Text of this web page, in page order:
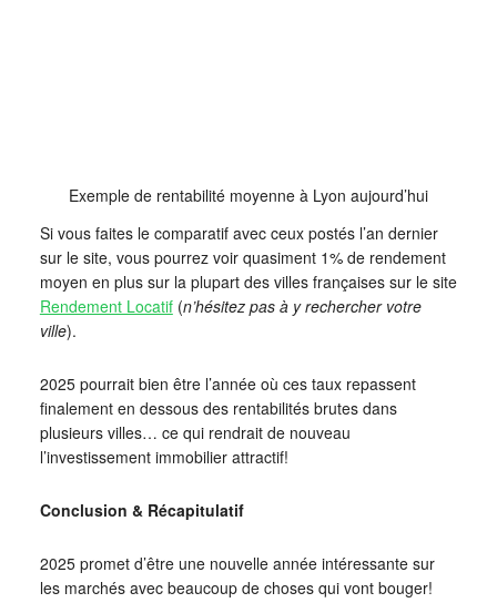
Exemple de rentabilité moyenne à Lyon aujourd’hui
Si vous faites le comparatif avec ceux postés l’an dernier
sur le site, vous pourrez voir quasiment 1% de rendement
moyen en plus sur la plupart des villes françaises sur le site
Rendement Locatif(n’hésitez pas à y rechercher votre
ville).
2025 pourrait bien être l’année où ces taux repassent
finalement en dessous des rentabilités brutes dans
plusieurs villes… ce qui rendrait de nouveau
l’investissement immobilier attractif!
Conclusion & Récapitulatif
2025 promet d’être une nouvelle année intéressante sur
les marchés avec beaucoup de choses qui vont bouger!